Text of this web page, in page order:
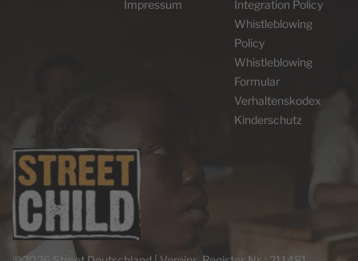
Impressum
Integration Policy
Whistleblowing
Policy
Whistleblowing
Formular
Verhaltenskodex
Kinderschutz